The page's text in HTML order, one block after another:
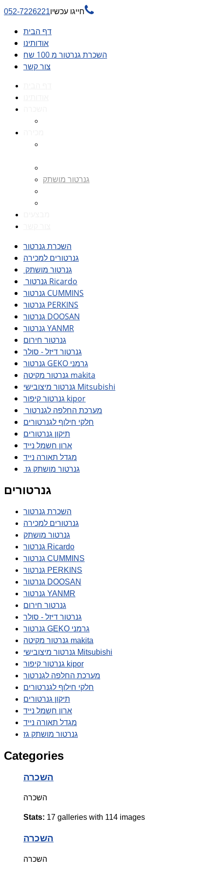
חייגו עכשיו052-7226221 
דף הבית
אודותינו
השכרת גנרטור מ 100 שח
צור קשר
גנרטור מושתק
השכרת גנרטור
גנרטורים למכירה
גנרטור מושתק
גנרטור Ricardo
גנרטור CUMMINS
גנרטור PERKINS
גנרטור DOOSAN
גנרטור YANMR
גנרטור חירום
גנרטור דיזל - סולר
גנרטור GEKO גרמני
גנרטור מקיטה makita
גנרטור מיצובישי Mitsubishi
גנרטור קיפור kipor
מערכת החלפה לגנרטור
חלקי חילוף לגנרטורים
תיקון גנרטורים
ארון חשמל נייד
מגדל תאורה נייד
גנרטור מושתק גז
גנרטורים
השכרת גנרטור
גנרטורים למכירה
גנרטור מושתק
גנרטור Ricardo
גנרטור CUMMINS
גנרטור PERKINS
גנרטור DOOSAN
גנרטור YANMR
גנרטור חירום
גנרטור דיזל - סולר
גנרטור GEKO גרמני
גנרטור מקיטה makita
גנרטור מיצובישי Mitsubishi
גנרטור קיפור kipor
מערכת החלפה לגנרטור
חלקי חילוף לגנרטורים
תיקון גנרטורים
ארון חשמל נייד
מגדל תאורה נייד
גנרטור מושתק גז
Categories
השכרה
השכרה
Stats: 17 galleries with 114 images
השכרה
השכרה